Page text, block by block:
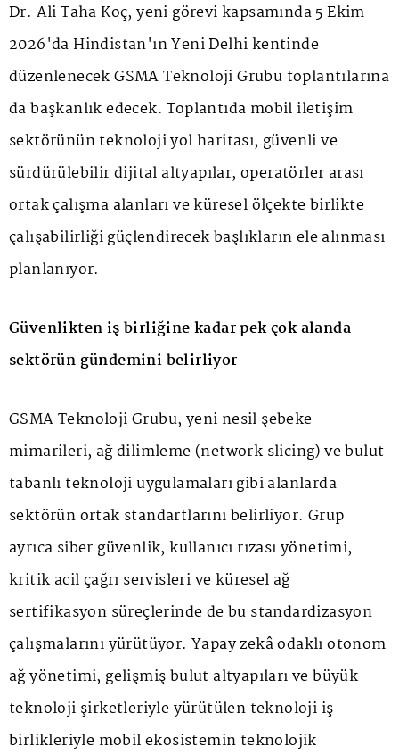
Dr. Ali Taha Koç, yeni görevi kapsamında 5 Ekim
2026'da Hindistan'ın Yeni Delhi kentinde
düzenlenecek GSMA Teknoloji Grubu toplantılarına
da başkanlık edecek. Toplantıda mobil iletişim
sektörünün teknoloji yol haritası, güvenli ve
sürdürülebilir dijital altyapılar, operatörler arası
ortak çalışma alanları ve küresel ölçekte birlikte
çalışabilirliği güçlendirecek başlıkların ele alınması
planlanıyor.
Güvenlikten iş birliğine kadar pek çok alanda
sektörün gündemini belirliyor
GSMA Teknoloji Grubu, yeni nesil şebeke
mimarileri, ağ dilimleme (network slicing) ve bulut
tabanlı teknoloji uygulamaları gibi alanlarda
sektörün ortak standartlarını belirliyor. Grup
ayrıca siber güvenlik, kullanıcı rızası yönetimi,
kritik acil çağrı servisleri ve küresel ağ
sertifikasyon süreçlerinde de bu standardizasyon
çalışmalarını yürütüyor. Yapay zekâ odaklı otonom
ağ yönetimi, gelişmiş bulut altyapıları ve büyük
teknoloji şirketleriyle yürütülen teknoloji iş
birlikleriyle mobil ekosistemin teknolojik